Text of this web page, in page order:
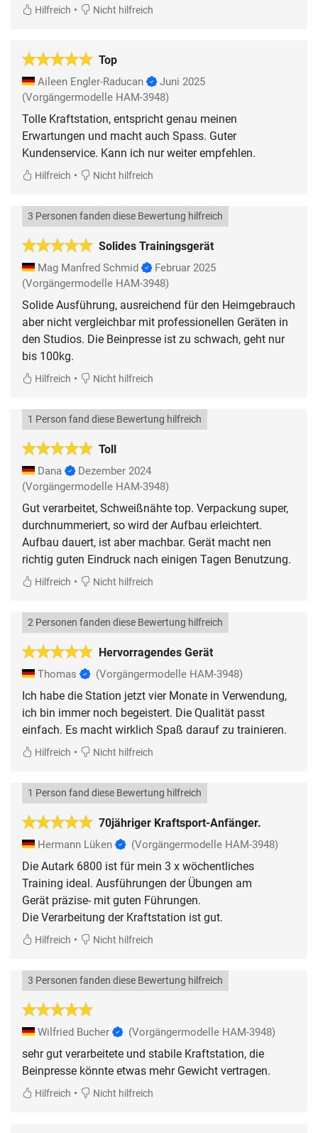
Hilfreich • Nicht hilfreich
Top
Aileen Engler-Raducan
Juni 2025
(Vorgängermodelle HAM-3948)
Tolle Kraftstation, entspricht genau meinen
Erwartungen und macht auch Spass. Guter
Kundenservice. Kann ich nur weiter empfehlen.
Hilfreich • Nicht hilfreich
Solides Trainingsgerät
3 Personen fanden diese Bewertung hilfreich
Mag Manfred Schmid
Februar 2025
(Vorgängermodelle HAM-3948)
Solide Ausführung, ausreichend für den Heimgebrauch
aber nicht vergleichbar mit professionellen Geräten in
den Studios. Die Beinpresse ist zu schwach, geht nur
bis 100kg.
Hilfreich • Nicht hilfreich
Toll
1 Person fand diese Bewertung hilfreich
Dana
Dezember 2024
(Vorgängermodelle HAM-3948)
Gut verarbeitet, Schweißnähte top. Verpackung super,
durchnummeriert, so wird der Aufbau erleichtert.
Aufbau dauert, ist aber machbar. Gerät macht nen
richtig guten Eindruck nach einigen Tagen Benutzung.
Hilfreich • Nicht hilfreich
Hervorragendes Gerät
2 Personen fanden diese Bewertung hilfreich
Thomas (Vorgängermodelle HAM-3948)
Ich habe die Station jetzt vier Monate in Verwendung,
ich bin immer noch begeistert. Die Qualität passt
einfach. Es macht wirklich Spaß darauf zu trainieren.
Hilfreich • Nicht hilfreich
70jähriger Kraftsport-Anfänger.
1 Person fand diese Bewertung hilfreich
Hermann Lüken (Vorgängermodelle HAM-3948)
Die Autark 6800 ist für mein 3 x wöchentliches
Training ideal. Ausführungen der Übungen am
Gerät präzise- mit guten Führungen.
Die Verarbeitung der Kraftstation ist gut.
Hilfreich • Nicht hilfreich
3 Personen fanden diese Bewertung hilfreich
Wilfried Bucher (Vorgängermodelle HAM-3948)
sehr gut verarbeitete und stabile Kraftstation, die
Beinpresse könnte etwas mehr Gewicht vertragen.
Hilfreich • Nicht hilfreich